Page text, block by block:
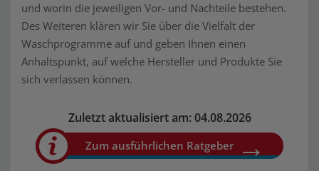
und worin die jeweiligen Vor- und Nachteile bestehen.
Des Weiteren klären wir Sie über die Vielfalt der
Waschprogramme auf und geben Ihnen einen
Anhaltspunkt, auf welche Hersteller und Produkte Sie
sich verlassen können.
Zuletzt aktualisiert am: 04.08.2026
Zum ausführlichen Ratgeber